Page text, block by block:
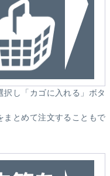
し「カゴに入れる」ボタ
まとめて注文することもで